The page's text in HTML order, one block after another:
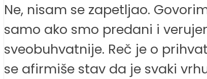
Ne, nisam se zapetljao.
samo ako smo predani i
sveobuhvatnije. Reč je o
se afirmiše stav da je svaki